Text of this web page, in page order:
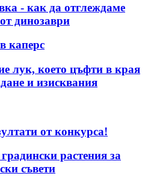
- как да отглеждаме
динозаври
каперс
лук, което цъфти в края
и изисквания
от конкурса!
растения за
съвети